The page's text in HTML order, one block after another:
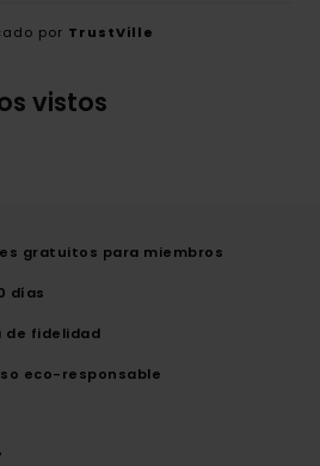
por TrustVille
vistos
gratuitos para miembros
días
de fidelidad
eco-responsable